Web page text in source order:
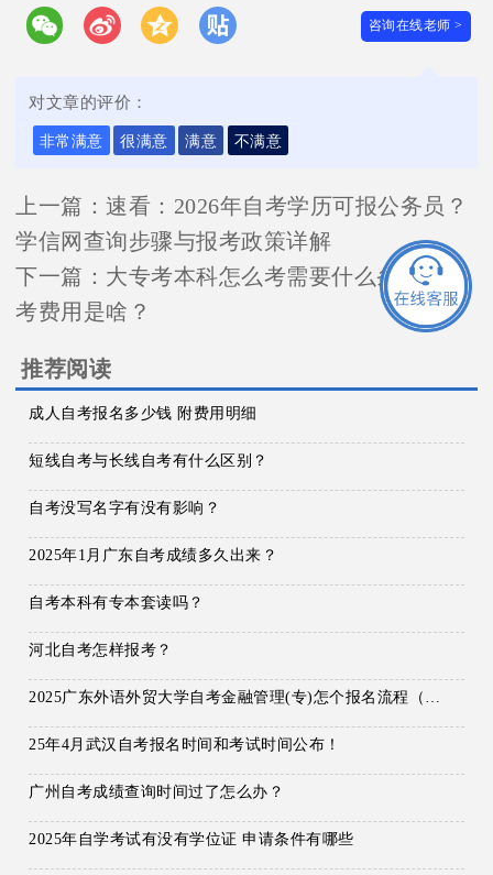
咨询在线老师 >
对文章的评价：
非常满意 很满意 满意 不满意
上一篇：速看：2026年自考学历可报公务员？
学信网查询步骤与报考政策详解
下一篇： 大专考本科怎么考需要什么条件？报
考费用是啥？
推荐阅读
成人自考报名多少钱 附费用明细
短线自考与长线自考有什么区别？
自考没写名字有没有影响？
2025年1月广东自考成绩多久出来？
自考本科有专本套读吗？
河北自考怎样报考？
25年4月武汉自考报名时间和考试时间公布！
广州自考成绩查询时间过了怎么办？
2025年自学考试有没有学位证 申请条件有哪些